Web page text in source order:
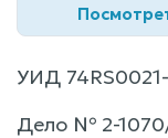
УИД
Дело № 2-